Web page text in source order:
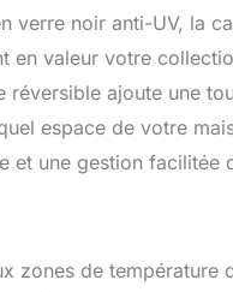
verre noir anti-UV, la
en valeur votre
réversible ajoute une
espace de votre
une gestion facilitée
zones de